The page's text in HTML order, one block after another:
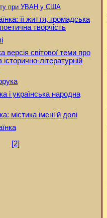
при УВАН у США
її життя, громадська
поетична творчість
версія світової теми про
літературній
і українська народна
містика імені й долі
[2]